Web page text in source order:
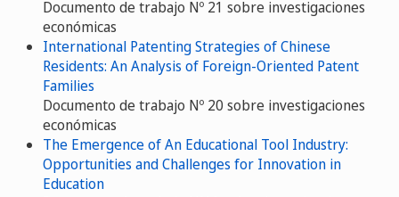
Documento de trabajo Nº 21 sobre investigaciones
económicas
International Patenting Strategies of Chinese
Residents: An Analysis of Foreign-Oriented Patent
Families
Documento de trabajo Nº 20 sobre investigaciones
económicas
The Emergence of An Educational Tool Industry:
Opportunities and Challenges for Innovation in
Education